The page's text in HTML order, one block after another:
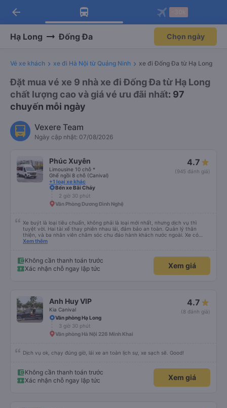
Tải app Vexere ngay!
Nhận ưu đãi thành viên độc
Mở app
Tải app Vexere
-30k/ghế khi đặt vé máy bay qua
Mở app
arrow_back
Hạ Long Đống Đa Chọn ngày
Vé xe khách xe đi Hà Nội từ Quảng Ninh xe đi Đống Đa từ Hạ Long
Đặt mua vé xe 9 nhà xe đi Đống Đa từ Hạ Long
chất lượng cao và giá vé ưu đãi nhất: 97
chuyến mỗi ngày
Vexere Team
Ngày cập nhật: 07/08/2026
Phúc Xuyên
Limousine 10 chỗ *
Ghế ngồi 8 chỗ (Canival)
+1 loại xe khác
4.7
(945 đánh giá)
Bến xe Bãi Cháy
2 giờ 30 phút
Văn Phòng Dương Đình Nghệ
Xe buýt là loại tiêu chuẩn, không phải là loại mới nhất, nhưng dịch vụ thì
tuyệt vời. Hai tài xế thay phiên nhau lái, đảm bảo an toàn. Quản lý thân
thiện, và ba nhân viên chăm sóc chu đáo hành khách nước ngoài. Xe có
máy lạnh và cổng sạc USB, và dừng thường xuyên ở các khu vực nghỉ ngơi.
khoảng 9 tiếng. Tôi hài lòng với giá vé 480.000 VND.
Xem thêm
Không cần thanh toán trước
Xác nhận chỗ ngay lập tức
Xem giá
Anh Huy VIP
Kia Canival
4.7
(8 đánh giá)
Văn phòng Hạ Long
3 giờ 30 phút
Văn phòng Hà Nội 226 Minh Khai
Dịch vụ ok, chạy đúng giờ, lái xe an toàn lịch sự, xe sạch sẽ. Good!
Không cần thanh toán trước
Xác nhận chỗ ngay lập tức
Xem giá